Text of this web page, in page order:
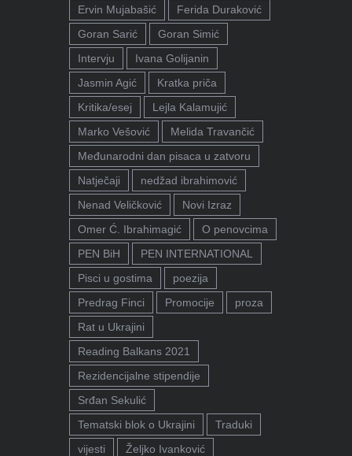
Ervin Mujabašić
Ferida Duraković
Goran Sarić
Goran Simić
Intervju
Ivana Golijanin
Jasmin Agić
Kratka priča
Kritika/esej
Lejla Kalamujić
Marko Vešović
Melida Travančić
Međunarodni dan pisaca u zatvoru
Natječaji
nedžad ibrahimović
Nenad Veličković
Novi Izraz
Omer Ć. Ibrahimagić
O penovcima
PEN BiH
PEN INTERNATIONAL
Pisci u gostima
poezija
Predrag Finci
Promocije
proza
Rat u Ukrajini
Reading Balkans 2021
Rezidencijalne stipendije
Srđan Sekulić
Tematski blok o Ukrajini
Traduki
vijesti
Željko Ivanković